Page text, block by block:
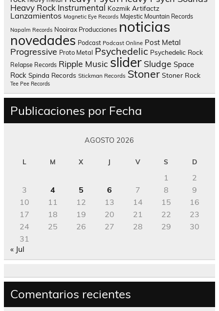
Heavy Rock Instrumental Kozmik Artifactz
Lanzamientos Magnetic Eye Records Majestic Mountain Records
Napalm Records Nooirax Producciones noticias
novedades Podcast Podcast Online Post Metal
Progressive Proto Metal Psychedelic Psychedelic Rock
Relapse Records Ripple Music slider Sludge Space
Rock Spinda Records Stickman Records Stoner Stoner Rock
Tee Pee Records
Publicaciones por Fecha
AGOSTO 2026
L M X J V S D
1
2
3
4 5 6 7 8
9
10
11 12 13 14 15
16
17
18 19 20 21 22
23
24
25 26 27 28 29
30
31
« Jul
Comentarios recientes